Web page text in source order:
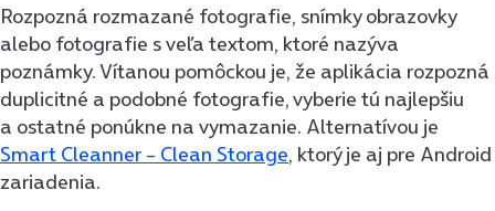
Rozpozná rozmazané fotografie, snímky obrazovky
alebo fotografie s veľa textom, ktoré nazýva
poznámky. Vítanou pomôckou je, že aplikácia rozpozná
duplicitné a podobné fotografie, vyberie tú najlepšiu
a ostatné ponúkne na vymazanie. Alternatívou je
Smart Cleanner – Clean Storage, ktorý je aj pre Android
zariadenia.